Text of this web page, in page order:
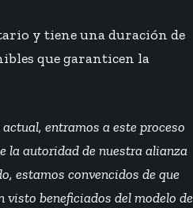
y tiene una duración de
que garanticen la
entramos a este proceso
la autoridad de nuestra alianza
estamos convencidos de que
visto beneficiados del modelo de